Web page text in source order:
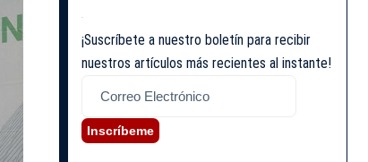
¡Suscríbete a nuestro boletín para recibir
nuestros artículos más recientes al instante!
Inscríbeme